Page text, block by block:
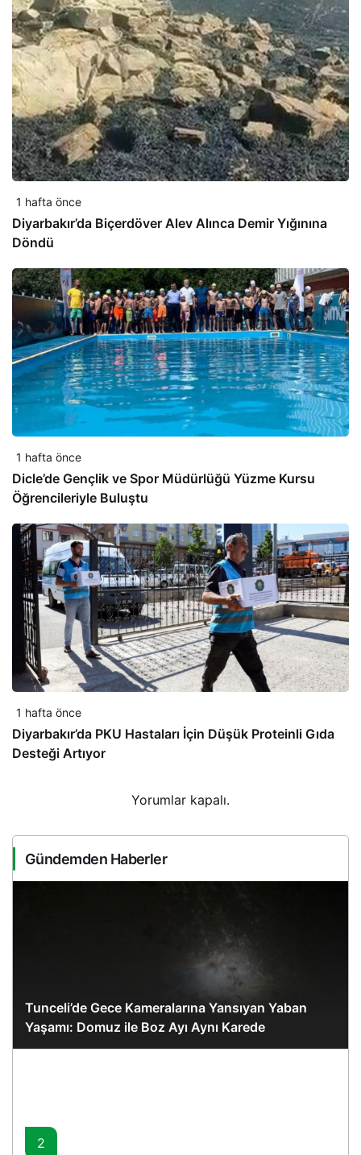
1 hafta önce
Diyarbakır’da Biçerdöver Alev Alınca Demir Yığınına
Döndü
1 hafta önce
Dicle’de Gençlik ve Spor Müdürlüğü Yüzme Kursu
Öğrencileriyle Buluştu
1 hafta önce
Diyarbakır’da PKU Hastaları İçin Düşük Proteinli Gıda
Desteği Artıyor
Yorumlar kapalı.
Gündemden Haberler
Tunceli’de Gece Kameralarına Yansıyan Yaban
Yaşamı: Domuz ile Boz Ayı Aynı Karede
2